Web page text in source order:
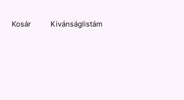
Kosár Kivánságlistám